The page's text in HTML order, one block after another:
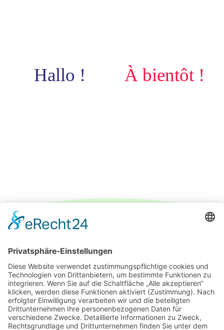
Hallo ! À bientôt !
IMPRESSUM DATENSCHUTZERKLÄRUNG
PARTNER ÜBER UNS KONTAKT